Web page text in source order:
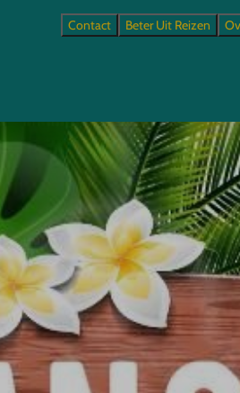
Contact Beter Uit Reizen